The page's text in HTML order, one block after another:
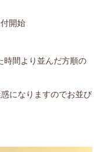
開始
時間より並んだ方順の
になりますのでお並び